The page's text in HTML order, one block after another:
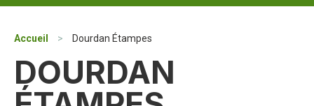
Accueil > Dourdan Étampes
DOURDAN